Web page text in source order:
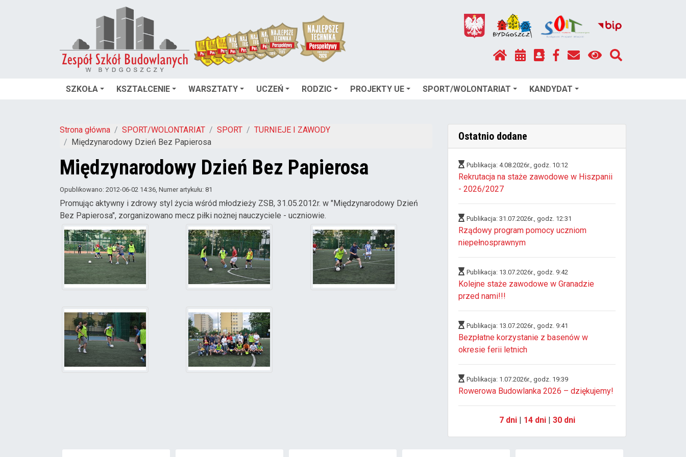
SZKOŁA KSZTAŁCENIE WARSZTATY UCZEŃ RODZIC PROJEKTY UE SPORT/WOLONTARIAT KANDYDAT
Strona główna SPORT/WOLONTARIAT SPORT
TURNIEJE I ZAWODY
Międzynarodowy Dzień Bez Papierosa
Międzynarodowy Dzień Bez Papierosa
Opublikowano: 2012-06-02 14:36 , Numer artykułu: 81
Promując aktywny i zdrowy styl życia wśród młodzieży ZSB, 31.05.2012r. w "Międzynarodowy Dzień
Bez Papierosa", zorganizowano mecz piłki nożnej nauczyciele - uczniowie.
Ostatnio dodane
Publikacja: 4.08.2026r., godz. 10:12
Rekrutacja na staże zawodowe w Hiszpanii
- 2026/2027
Publikacja: 31.07.2026r., godz. 12:31
Rządowy program pomocy uczniom
niepełnosprawnym
Publikacja: 13.07.2026r., godz. 9:42
Kolejne staże zawodowe w Granadzie
przed nami!!!
Publikacja: 13.07.2026r., godz. 9:41
Bezpłatne korzystanie z basenów w
okresie ferii letnich
Publikacja: 1.07.2026r., godz. 19:39
Rowerowa Budowlanka 2026 – dziękujemy!
7 dni| 14 dni| 30 dni